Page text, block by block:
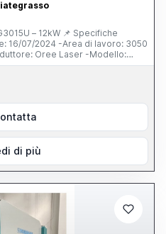
📌 Specifiche
Oree Laser -Modello:
di 5 ore di taglio) 📌
8000 -Armadio di controllo
-Chiller ad acqua S&A -
SBW-150KVA -
(tubi di esaustione) 📌
di più